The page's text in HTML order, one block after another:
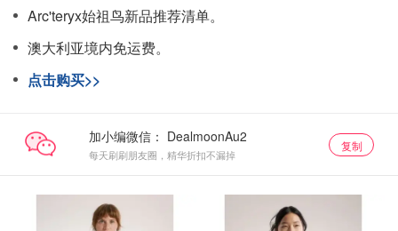
Arc'teryx始祖鸟新品推荐清单。
澳大利亚境内免运费。
点击购买>>
加小编微信：
每天刷刷朋友圈，精华折扣不漏掉
复制